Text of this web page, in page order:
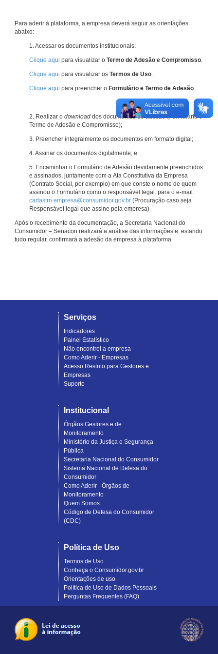
Para aderir à plataforma, a empresa deverá seguir as orientações
abaixo:
1. Acessar os documentos institucionais:
Clique aqui para visualizar o Termo de Adesão e Compromisso.
Clique aqui para visualizar os Termos de Uso.
Clique aqui para preencher o Formulário e Termo de Adesão
2. Realizar o download dos documentos de adesão (Formulário e
Termo de Adesão e Compromisso);
3. Preencher integralmente os documentos em formato digital;
4. Assinar os documentos digitalmente; e
5. Encaminhar o Formulário de Adesão devidamente preenchidos
e assinados, juntamente com a Ata Constitutiva da Empresa
(Contrato Social, por exemplo) em que conste o nome de quem
assinou o Formulário como o responsável legal. para o e-mail:
cadastro.empresa@consumidor.gov.br (Procuração caso seja
Responsável legal que assine pela empresa)
Após o recebimento da documentação, a Secretaria Nacional do
Consumidor – Senacon realizará a análise das informações e, estando
tudo regular, confirmará a adesão da empresa à plataforma.
Serviços
Indicadores
Painel Estatístico
Não encontrei a empresa
Como Aderir - Empresas
Acesso Restrito para Gestores e
Empresas
Suporte
Institucional
Órgãos Gestores e de
Monitoramento
Ministério da Justiça e Segurança
Pública
Secretaria Nacional do Consumidor
Sistema Nacional de Defesa do
Consumidor
Como Aderir - Órgãos de
Monitoramento
Quem Somos
Código de Defesa do Consumidor
(CDC)
Política de Uso
Termos de Uso
Conheça o Consumidor.gov.br
Orientações de uso
Política de Uso de Dados Pessoais
Perguntas Frequentes (FAQ)